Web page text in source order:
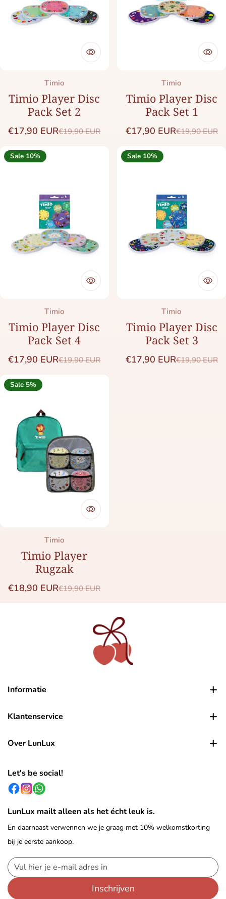
Merk:
Timio
Timio Player Disc
Pack Set 2
Saleprijs
€17,90 EURNormale prijs
€19,90 EUR
Merk:
Timio
Timio Player Disc
Pack Set 1
Saleprijs
€17,90 EURNormale
€19,90 EUR
Sale 10%
Merk:
Timio
Timio Player Disc
Pack Set 4
Saleprijs
€17,90 EURNormale prijs
€19,90 EUR
Sale 10%
Merk:
Timio
Timio Player Disc
Pack Set 3
Saleprijs
€17,90 EURNormale
€19,90 EUR
Sale 5%
Merk:
Timio
Timio Player
Rugzak
Saleprijs
€18,90 EURNormale prijs
€19,90 EUR
Informatie
Klantenservice
Over LunLux
Let's be social!
LunLux mailt alleen als het écht leuk is.
En daarnaast verwennen we je graag met 10% welkomstkorting
bij je eerste aankoop.
Inschrijven